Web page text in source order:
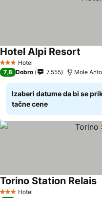
3 Zvezdice
Hotel
Hotel Alpi Resort
7,8 Dobro 7.555 Mole
Izaberi datume da bi se
tačne cene
3 Zvezdice
Hotel
Torino Station Relais